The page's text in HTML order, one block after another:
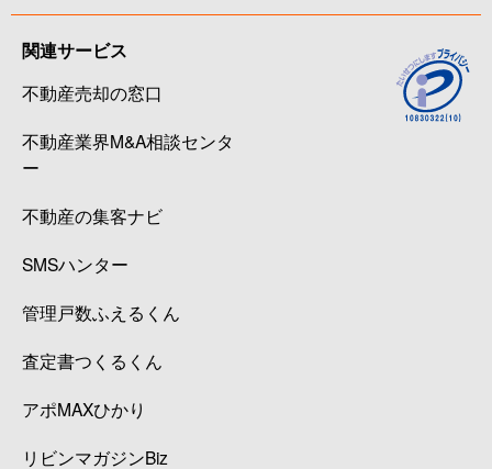
関連サービス
不動産売却の窓口
不動産業界M&A相談センタ
ー
不動産の集客ナビ
SMSハンター
管理戸数ふえるくん
査定書つくるくん
アポMAXひかり
リビンマガジンBiz